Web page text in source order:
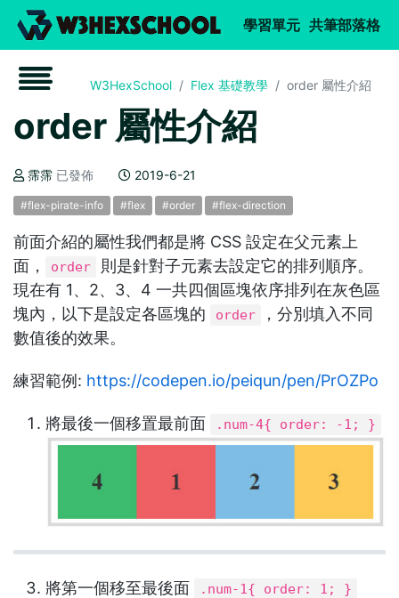
學習單元(current)
共筆部落格
W3HexSchool Flex 基礎教學 order 屬性介紹
order 屬性介紹
霈霈 已發佈 2019-6-21
#flex-pirate-info #flex #order #flex-direction
前面介紹的屬性我們都是將 CSS 設定在父元素上
面，
order
則是針對子元素去設定它的排列順序。
現在有 1、2、3、4 一共四個區塊依序排列在灰色區
塊內，以下是設定各區塊的
order
，分別填入不同
數值後的效果。
練習範例: https://codepen.io/peiqun/pen/PrOZPo
將最後一個移置最前面 .num-4{ order: -1; }
將第一個移至最後面 .num-1{ order: 1; }